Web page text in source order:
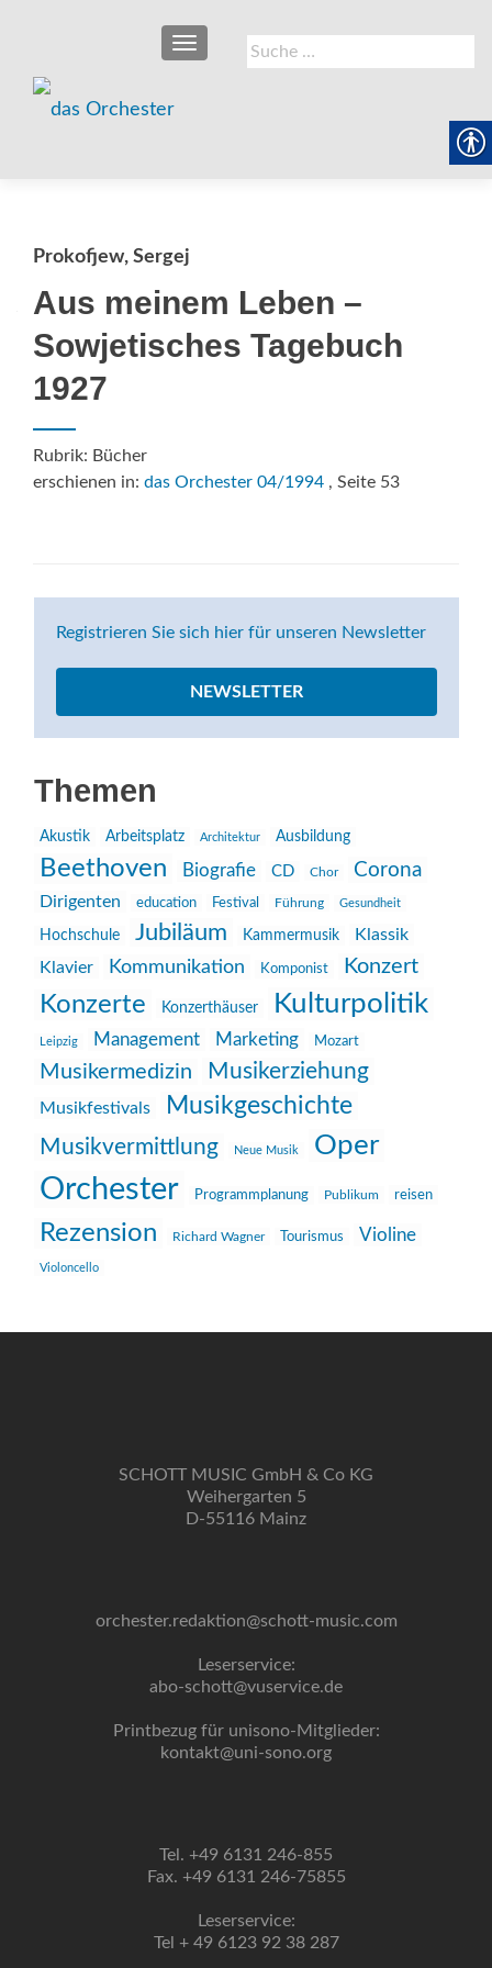
Suche
nach:
SCHALTE NAVIGATION
Prokofjew, Sergej
Aus meinem Leben –
Sowjetisches Tagebuch
1927
Rubrik: Bücher
erschienen in: das Orchester 04/1994 , Seite 53
Registrieren Sie sich hier für unseren Newsletter
NEWSLETTER
Themen
Akustik Arbeitsplatz Architektur Ausbildung
Beethoven Biografie CD Chor Corona
Dirigenten education Festival Führung Gesundheit
Hochschule Jubiläum Kammermusik
Klassik
Klavier
Kommunikation Komponist Konzert
Konzerte Konzerthäuser Kulturpolitik
Leipzig Management Marketing Mozart
Musikermedizin Musikerziehung
Musikfestivals Musikgeschichte
Musikvermittlung Neue Musik Oper
Orchester Programmplanung Publikum reisen
Rezension Richard Wagner Tourismus Violine
Violoncello
SCHOTT MUSIC GmbH & Co KG
Weihergarten 5
D-55116 Mainz
orchester.redaktion@schott-music.com
Leserservice:
abo-schott@vuservice.de
Printbezug für unisono-Mitglieder:
kontakt@uni-sono.org
Tel. +49 6131 246-855
Fax. +49 6131 246-75855
Leserservice:
Tel + 49 6123 92 38 287